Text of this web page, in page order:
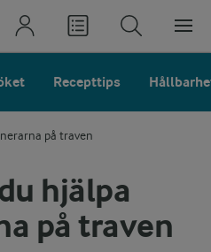
Recepttips
på traven
hjälpa
på traven